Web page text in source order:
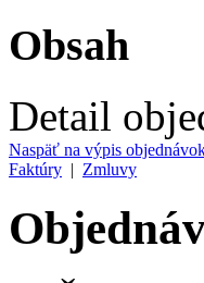
Obsah
Detail
Naspäť na výpis
Faktúry | Zmluvy